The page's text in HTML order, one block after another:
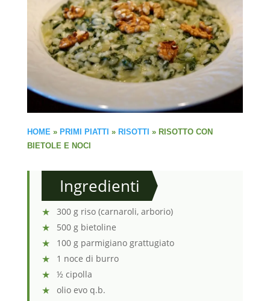
HOME » PRIMI PIATTI » RISOTTI » RISOTTO CON
BIETOLE E NOCI
Ingredienti
300 g riso (carnaroli, arborio)
500 g bietoline
100 g parmigiano grattugiato
1 noce di burro
½ cipolla
olio evo q.b.